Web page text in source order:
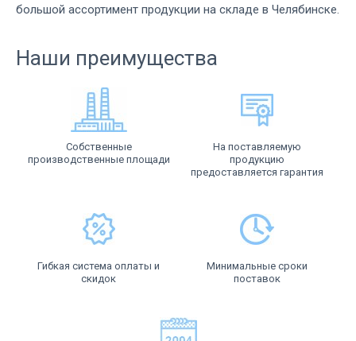
большой ассортимент продукции на складе в Челябинске.
Наши преимущества
Собственные
производственные площади
На поставляемую
продукцию
предоставляется гарантия
Гибкая система оплаты и
скидок
Минимальные сроки
поставок